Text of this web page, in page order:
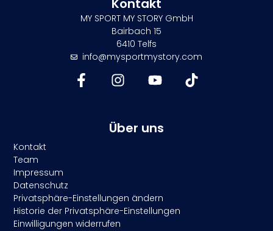
Kontakt
MY SPORT MY STORY GmbH
Bairbach 15
6410 Telfs
info@mysportmystory.com
Über uns
Kontakt
Team
Impressum
Datenschutz
Privatsphäre-Einstellungen ändern
Historie der Privatsphäre-Einstellungen
Einwilligungen widerrufen